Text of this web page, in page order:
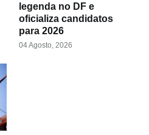
legenda no DF e
oficializa candidatos
para 2026
04 Agosto, 2026